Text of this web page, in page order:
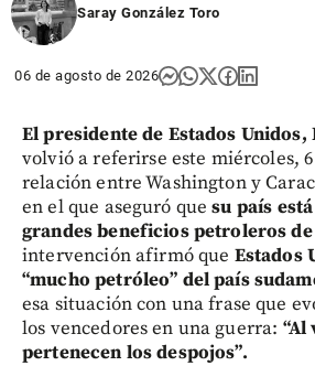
Saray González Toro
06 de agosto de 2026
El presidente de Estados
volvió a referirse este miércoles,
relación entre Washington y
en el que aseguró quesu país
grandes beneficios petroleros de
intervención afirmó que Estados
“mucho petróleo” del país
esa situación con una frase que
los vencedores en una guerra: “Al
pertenecen los despojos”.